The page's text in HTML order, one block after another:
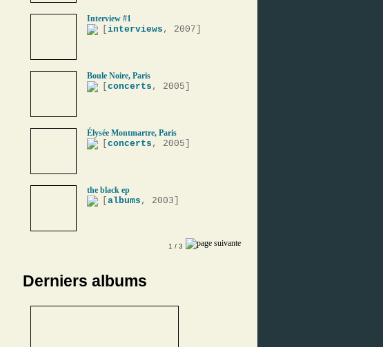
Interview #1
interviews , 2007]
Boule Noire, Paris
concerts , 2005]
Élysée Montmartre, Paris
concerts , 2005]
the black ep
albums , 2003]
1 / 3
Derniers albums